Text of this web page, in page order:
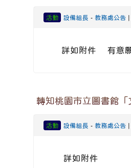
活動 設備組長 -教務處公告
詳如附件 有意願
轉知桃園市立圖書館
活動 設備組長 -教務處公告
詳如附件